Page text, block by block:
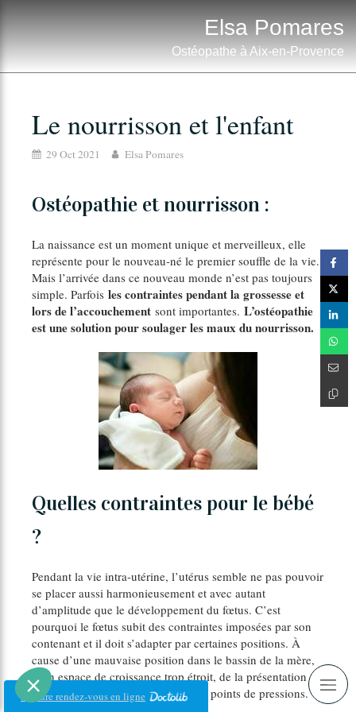
Elsa Pomares
Ostéopathe à Aix-en-Provence
Le nourrisson et l'enfant
29 Oct 2021 Elsa Pomares
Ostéopathie et nourrisson :
La naissance est un moment unique et merveilleux, elle
représente pour le nouveau-né le premier souffle de la vie.
Mais l’arrivée dans ce nouveau monde n’est pas toujours
simple. Parfois les contraintes pendant la grossesse et
lors de l’accouchement sont importantes. L’ostéopathie
est une solution pour soulager les maux du nourrisson.
Quelles contraintes pour le bébé
?
Pendant la vie intra-utérine, l’utérus semble ne pas pouvoir
se placer aussi harmonieusement et avec autant
d’amplitude que le développement du fœtus. C’est
pourquoi le fœtus subit des contraintes imposées par son
contenant et il doit s’adapter par certaines positions. À
cause d’une mauvaise position dans le bassin de la mère,
d’un espace de croissance trop étroit, de la présentation
par le siège, le bébé souffre de forts points de pressions.
Prendre rendez-vous en ligne